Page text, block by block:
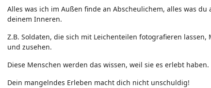
Alles was ich im Außen finde an Abscheulichem, alles was
deinem Inneren.
Z.B. Soldaten, die sich mit Leichenteilen fotografieren
und zusehen.
Diese Menschen werden das wissen, weil sie es erlebt haben.
Dein mangelndes Erleben macht dich nicht unschuldig!